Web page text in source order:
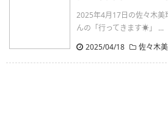
2025年4月17日の佐々木美
んの「行ってきます☀️」 ...
2025/04/18
佐々木